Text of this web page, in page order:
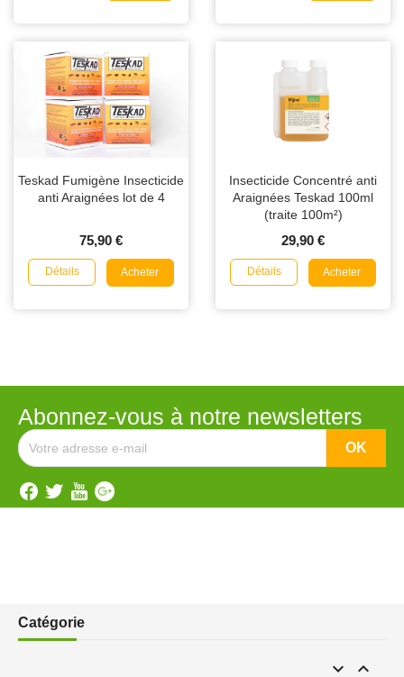
Teskad Fumigène Insecticide
anti Araignées lot de 4
75,90 €
Détails Acheter
Insecticide Concentré anti
Araignées Teskad 100ml
(traite 100m²)
29,90 €
Détails Acheter
Abonnez-vous à notre newsletters
Catégorie
 